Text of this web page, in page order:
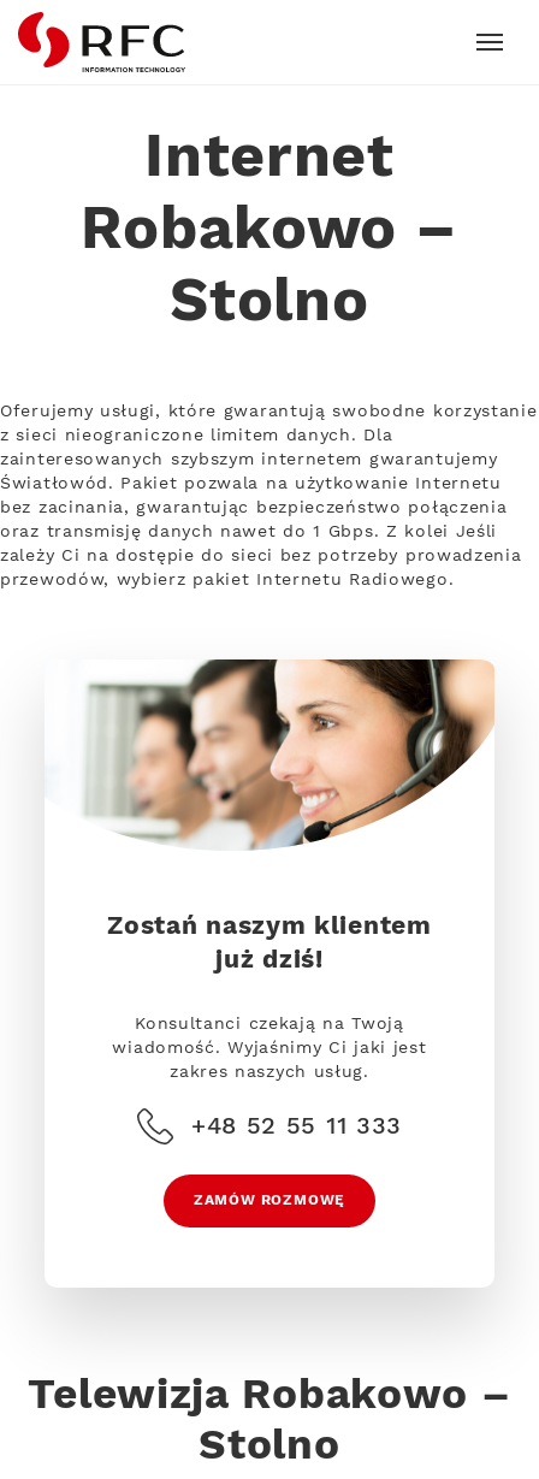
RFC
Internet
Robakowo –
Stolno
Oferujemy usługi, które gwarantują swobodne korzystanie
z sieci nieograniczone limitem danych. Dla
zainteresowanych szybszym internetem gwarantujemy
Światłowód. Pakiet pozwala na użytkowanie Internetu
bez zacinania, gwarantując bezpieczeństwo połączenia
oraz transmisję danych nawet do 1 Gbps. Z kolei Jeśli
zależy Ci na dostępie do sieci bez potrzeby prowadzenia
przewodów, wybierz pakiet Internetu Radiowego.
Zostań naszym klientem
już dziś!
Konsultanci czekają na Twoją
wiadomość. Wyjaśnimy Ci jaki jest
zakres naszych usług.
+48 52 55 11 333
ZAMÓW ROZMOWĘ
Telewizja Robakowo –
Stolno